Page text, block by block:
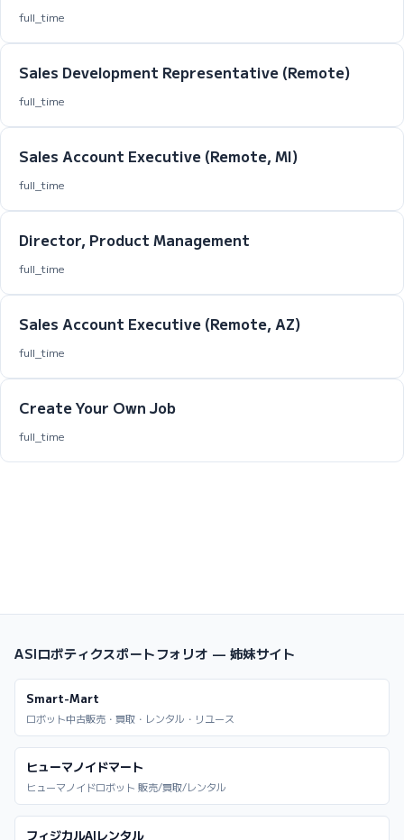
full_time
Sales Development Representative (Remote)
full_time
Sales Account Executive (Remote, MI)
full_time
Director, Product Management
full_time
Sales Account Executive (Remote, AZ)
full_time
Create Your Own Job
full_time
ASIロボティクスポートフォリオ — 姉妹サイト
Smart-Mart
ロボット中古販売・買取・レンタル・リユース
ヒューマノイドマート
ヒューマノイドロボット 販売/買取/レンタル
フィジカルAIレンタル